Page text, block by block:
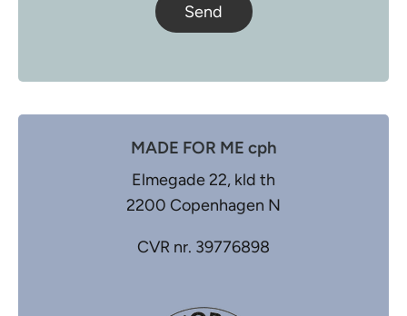
Send
MADE FOR ME cph
Elmegade 22, kld th
2200 Copenhagen N
CVR nr. 39776898